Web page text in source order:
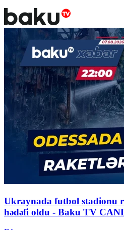
Ukraynada futbol stadionu
hədəfi oldu - Baku TV